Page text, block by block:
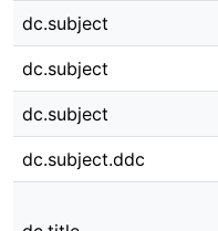
dc.subject
dc.subject
dc.subject
dc.subject.ddc